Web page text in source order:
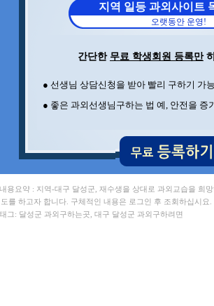
지역 일등 과외사이트
오랫동안 운영!
간단한 무료 학생회원 등록만
● 선생님 상담신청을 받아 빨리 구하기 가
● 좋은 과외선생님구하는 법 예, 안전을 증
용요약 : 지역-대구 달성군, 재수생을 상대로 과외교습을 희
도를 하고자 합니다. 구체적인 내용은 로그인 후 조회하십시요.
그: 달성군 과외구하는곳, 대구 달성군 과외구하려면